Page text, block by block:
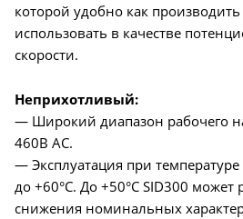
которой удобно как
использовать в качестве
скорости.
Неприхотливый:
— Широкий диапазон рабочего
460В AC.
— Эксплуатация при
до +60°C. До +50°C SID300 может
снижения номинальных